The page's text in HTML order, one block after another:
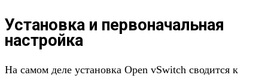
Установка и первоначальная
настройка
На самом деле установка Open vSwitch сводится к